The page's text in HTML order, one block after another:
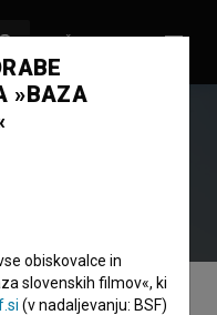
»BAZA
obiskovalce in
slovenskih filmov«, ki
(v nadaljevanju: BSF)